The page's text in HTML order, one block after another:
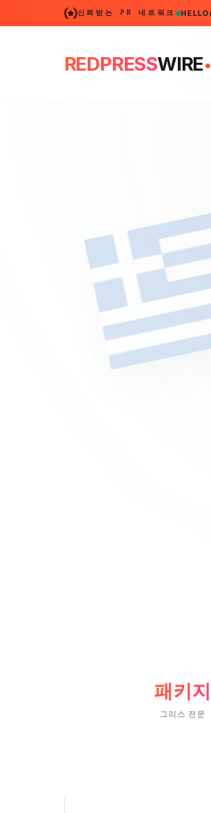
신뢰받는 PR 네트워크
REDPRESSWIRE.
패키지
그리스 전문